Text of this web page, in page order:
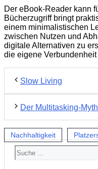
Der eBook-Reader kann
Bücherzugriff bringt
einem minimalistischen
zwischen Nutzen und
digitale Alternativen zu
die eigene
Slow Living
Der Multitasking-
Nachhaltigkeit
SUCHEN